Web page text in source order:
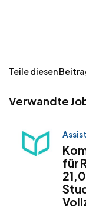
Teile diesen
Verwandte
für